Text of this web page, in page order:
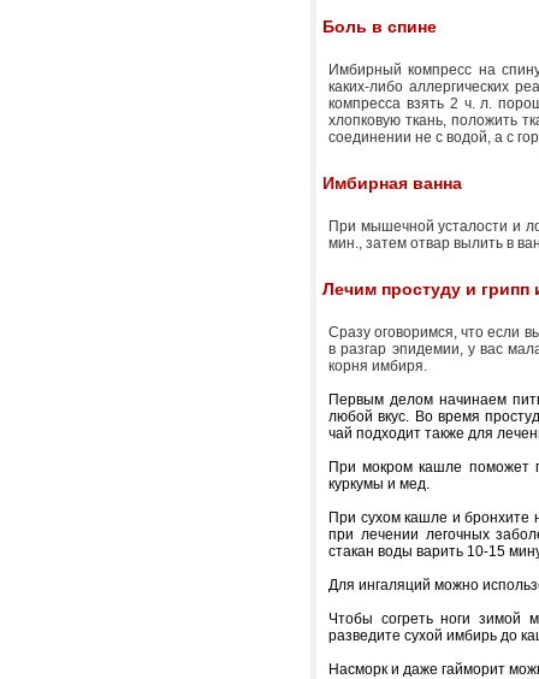
Боль в спине
Имбирный компресс на
каких-либо аллергических
компресса взять 2 ч. л.
хлопковую ткань, положить
соединении не с водой, а с
Имбирная ванна
При мышечной усталости и
мин., затем отвар вылить в
Лечим простуду и грипп
Сразу оговоримся, что если
в разгар эпидемии, у вас
корня имбиря.
Первым делом начинаем
любой вкус. Во время
чай подходит также для
При мокром кашле поможет
куркумы и мед.
При сухом кашле и
при лечении легочных
стакан воды варить 10-15
Для ингаляций можно
Чтобы согреть ноги зимой
разведите сухой имбирь до
Насморк и даже гайморит